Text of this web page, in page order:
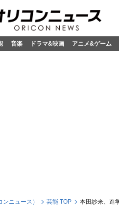
音楽 ドラマ&映画 アニメ&ゲーム
ニュース） 芸能 TOP 本田紗来、進